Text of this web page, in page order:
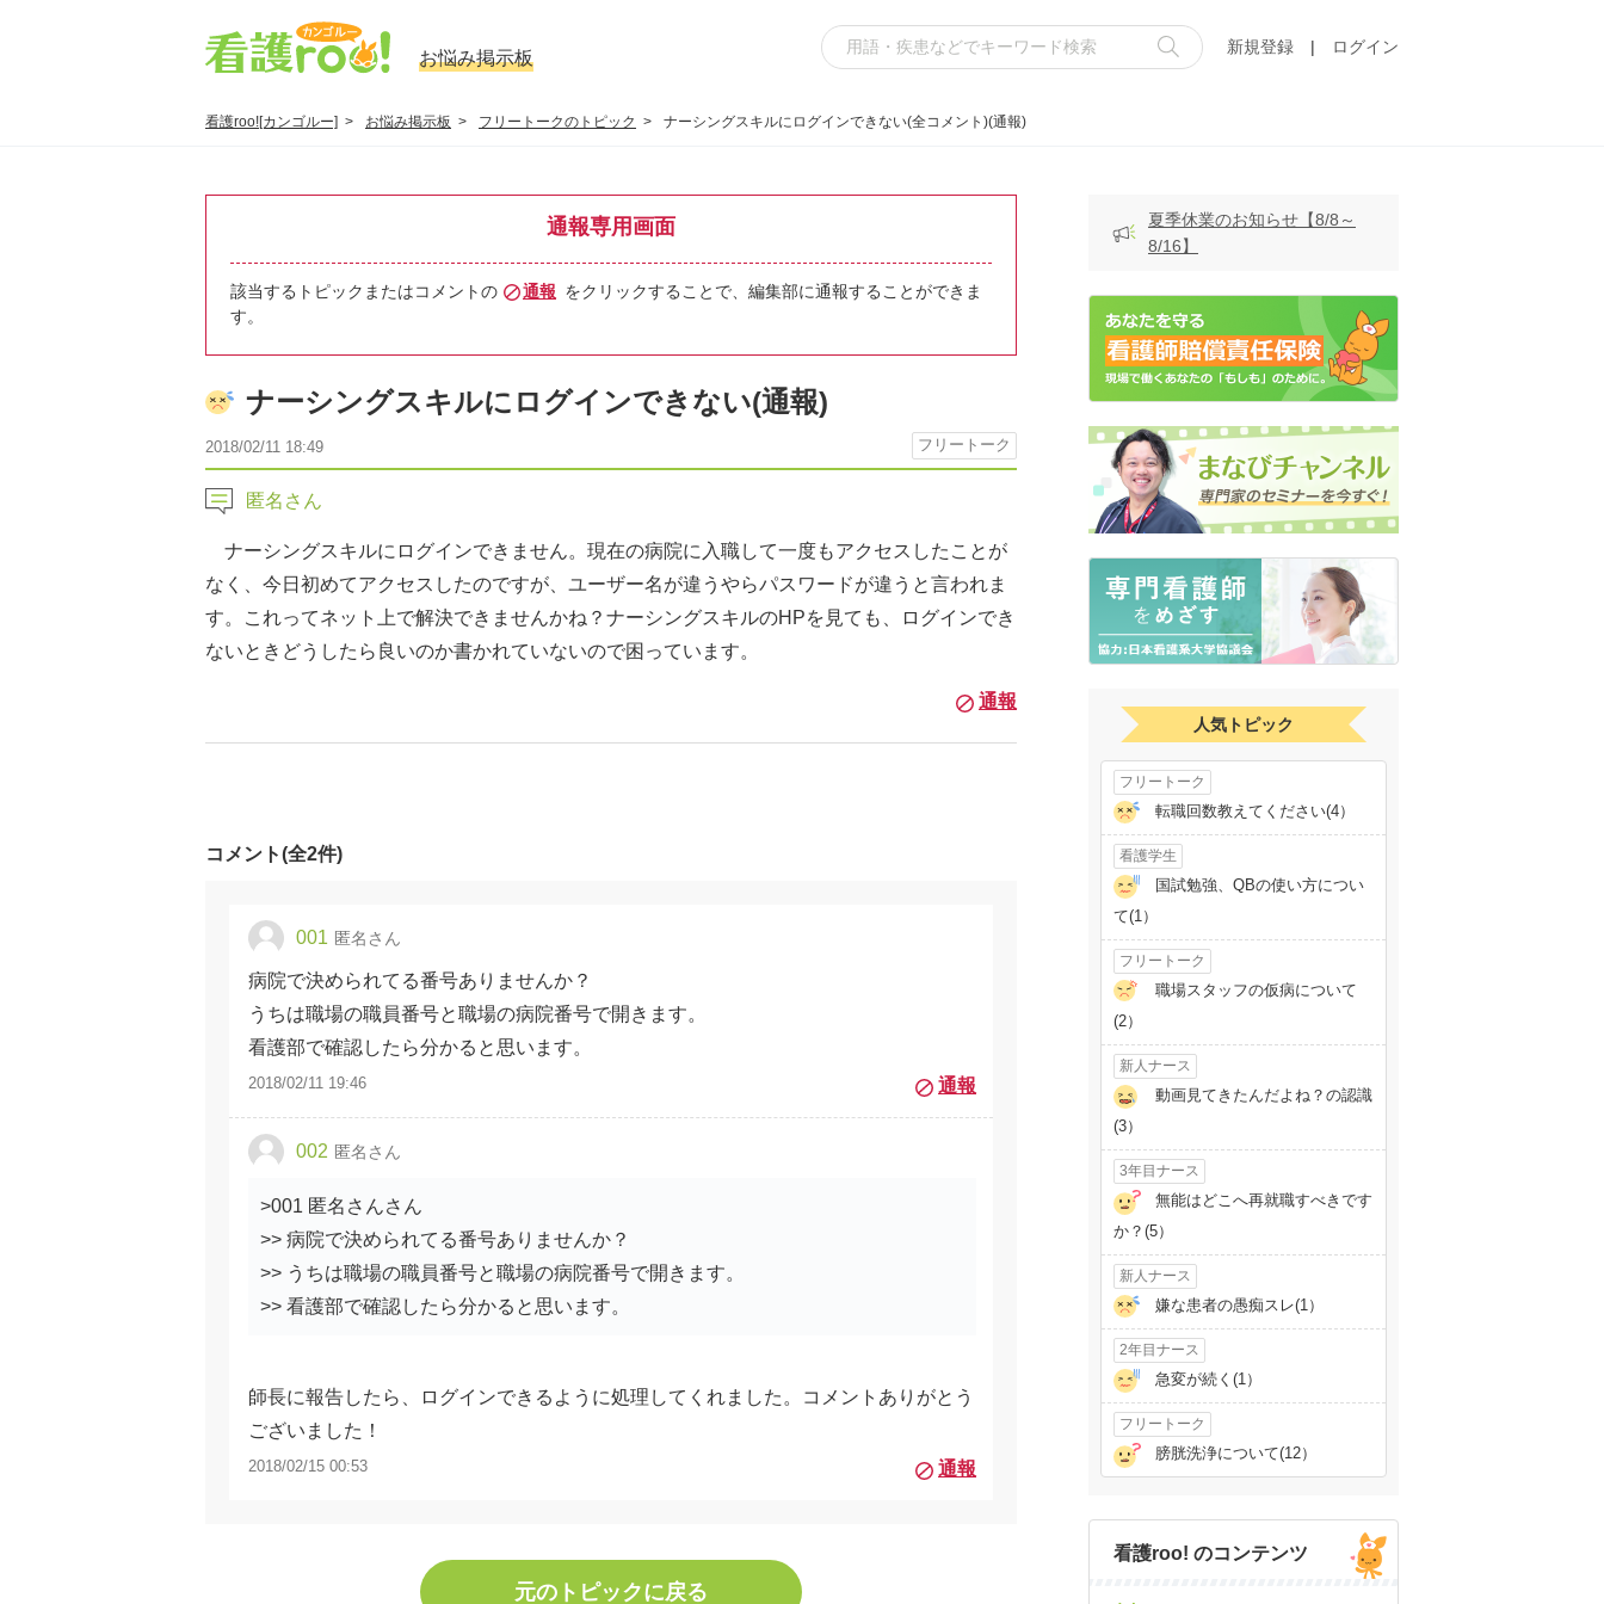
お悩み掲示板
新規登録 | ログイン
看護roo![カンゴルー] お悩み掲示板 フリートークのトピック ナーシングスキルにログインできない(全コメント)(通報)
通報専用画面
該当するトピックまたはコメントの 通報 をクリックすることで、編集部に通報することができま
す。
ナーシングスキルにログインできない(通報)
2018/02/11 18:49 フリートーク
匿名さん
ナーシングスキルにログインできません。現在の病院に入職して一度もアクセスしたことが
なく、今日初めてアクセスしたのですが、ユーザー名が違うやらパスワードが違うと言われま
す。これってネット上で解決できませんかね？ナーシングスキルのHPを見ても、ログインでき
ないときどうしたら良いのか書かれていないので困っています。
通報
コメント(全2件)
001 匿名さん
病院で決められてる番号ありませんか？
うちは職場の職員番号と職場の病院番号で開きます。
看護部で確認したら分かると思います。
2018/02/11 19:46 通報
002 匿名さん
>001 匿名さんさん
>> 病院で決められてる番号ありませんか？
>> うちは職場の職員番号と職場の病院番号で開きます。
>> 看護部で確認したら分かると思います。
師長に報告したら、ログインできるように処理してくれました。コメントありがとう
ございました！
2018/02/15 00:53 通報
元のトピックに戻る
夏季休業のお知らせ【8/8～
8/16】
人気トピック
フリートーク
転職回数教えてください(4）
看護学生
国試勉強、QBの使い方につい
て(1）
フリートーク
職場スタッフの仮病について
(2）
新人ナース
動画見てきたんだよね？の認識
(3）
3年目ナース
無能はどこへ再就職すべきです
か？(5）
新人ナース
嫌な患者の愚痴スレ(1）
2年目ナース
急変が続く(1）
フリートーク
膀胱洗浄について(12）
看護roo! のコンテンツ